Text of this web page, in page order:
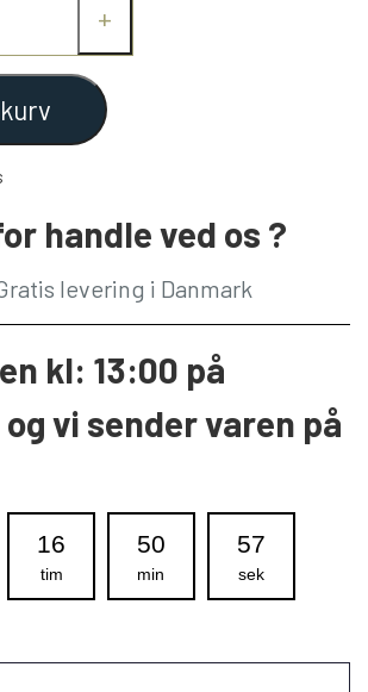
+
handle ved os ?
levering i Danmark
kl: 13:00 på
vi sender varen på
16
tim
50
min
57
sek